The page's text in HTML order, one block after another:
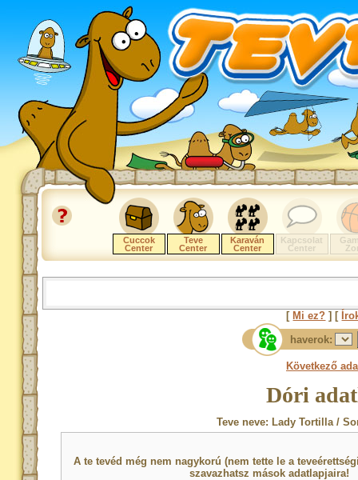
Cuccok
Center
Teve
Center
Karaván
Center
Kapcsolat
Center
[ Mi ez? ] [
haverok:
Következő
Dóri
Teve neve: Lady Tortilla /
A te tevéd még nem nagykorú (nem tette le a
szavazhatsz mások adatlapjaira!